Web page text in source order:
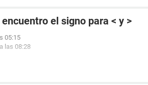
el signo para < y >
05:15
las 08:28